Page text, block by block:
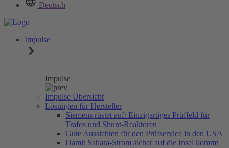
Deutsch
Impulse
Impulse
Impulse Übersicht
Lösungen für Hersteller
Siemens rüstet auf: Einzigartiges Prüffeld für
Trafos und Shunt-Reaktoren
Gute Aussichten für den Prüfservice in den USA
Damit Sahara-Strom sicher auf die Insel kommt